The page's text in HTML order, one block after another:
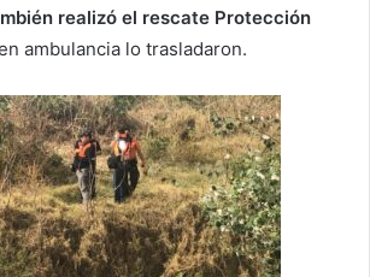
realizó el rescate Protección
ambulancia lo trasladaron.